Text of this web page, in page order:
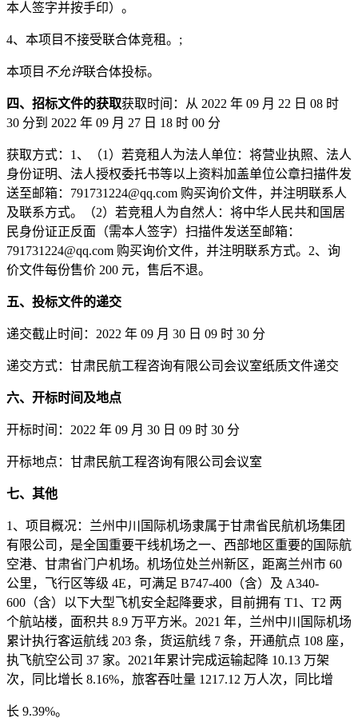
本人签字并按手印）。
4、本项目不接受联合体竞租。;
本项目 不允许联合体投标。
四、招标文件的获取获取时间： 从 2022 年 09 月 22 日 08 时
30 分到 2022 年 09 月 27 日 18 时 00 分
获取方式： 1、（1）若竞租人为法人单位：将营业执照、法人
身份证明、法人授权委托书等以上资料加盖单位公章扫描件发
送至邮箱：791731224@qq.com 购买询价文件，并注明联系人
及联系方式。（2）若竞租人为自然人：将中华人民共和国居
民身份证正反面（需本人签字）扫描件发送至邮箱：
791731224@qq.com 购买询价文件，并注明联系方式。2、询
价文件每份售价 200 元，售后不退。
五、投标文件的递交
递交截止时间： 2022 年 09 月 30 日 09 时 30 分
递交方式： 甘肃民航工程咨询有限公司会议室纸质文件递交
六、开标时间及地点
开标时间： 2022 年 09 月 30 日 09 时 30 分
开标地点： 甘肃民航工程咨询有限公司会议室
七、其他
1、项目概况：兰州中川国际机场隶属于甘肃省民航机场集团
有限公司，是全国重要干线机场之一、西部地区重要的国际航
空港、甘肃省门户机场。机场位处兰州新区，距离兰州市 60
公里，飞行区等级 4E，可满足 B747-400（含）及 A340-
600（含）以下大型飞机安全起降要求，目前拥有 T1、T2 两
个航站楼，面积共 8.9 万平方米。2021 年，兰州中川国际机场
累计执行客运航线 203 条，货运航线 7 条，开通航点 108 座，
执飞航空公司 37 家。2021年累计完成运输起降 10.13 万架
次，同比增长 8.16%，旅客吞吐量 1217.12 万人次，同比增
长 9.39%。